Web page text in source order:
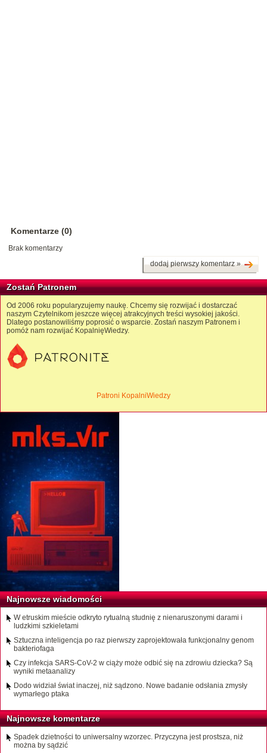
Komentarze (0)
Brak komentarzy
dodaj pierwszy komentarz »
Zostań Patronem
Od 2006 roku popularyzujemy naukę. Chcemy się rozwijać i dostarczać
naszym Czytelnikom jeszcze więcej atrakcyjnych treści wysokiej jakości.
Dlatego postanowiliśmy poprosić o wsparcie. Zostań naszym Patronem i
pomóż nam rozwijać KopalnięWiedzy.
Patroni KopalniWiedzy
Najnowsze wiadomości
W etruskim mieście odkryto rytualną studnię z nienaruszonymi darami i
ludzkimi szkieletami
Sztuczna inteligencja po raz pierwszy zaprojektowała funkcjonalny genom
bakteriofaga
Czy infekcja SARS-CoV-2 w ciąży może odbić się na zdrowiu dziecka? Są
wyniki metaanalizy
Dodo widział świat inaczej, niż sądzono. Nowe badanie odsłania zmysły
wymarłego ptaka
Najnowsze komentarze
Spadek dzietności to uniwersalny wzorzec. Przyczyna jest prostsza, niż
można by sądzić